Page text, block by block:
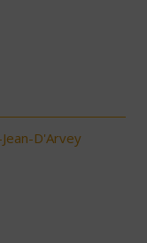
D'Arvey